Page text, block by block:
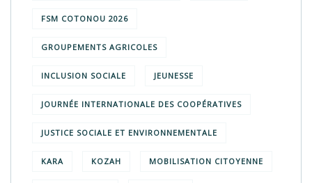
FSM COTONOU 2026
GROUPEMENTS AGRICOLES
INCLUSION SOCIALE JEUNESSE
JOURNÉE INTERNATIONALE DES COOPÉRATIVES
JUSTICE SOCIALE ET ENVIRONNEMENTALE
KARA KOZAH MOBILISATION CITOYENNE